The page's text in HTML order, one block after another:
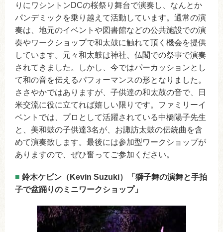
りにワシントンDCの桜祭り舞台で演奏し、なんとか
パンデミックを乗り越えて活動しています。通常の演
奏は、地元のイベントや図書館などの公共施設での演
奏やワークショップで和太鼓に触れて頂く機会を提供
しています。元々和太鼓は神社、仏閣での祭事で演奏
されてきました。しかし、今ではパーカッションとし
て和の音を伝えるパフォーマンスの形となりました。
ささやかではありますが、子供達の和太鼓の音で、日
米交流に役に立てれば嬉しい限りです。ファミリーイ
ベントでは、プロとして活躍されている中橋陽子先生
と、美和鼓の子供達3名が、お諏訪太鼓の伝統曲を含
めて演奏致します。最後には参加型ワークショップが
ありますので、ぜひ奮ってご参加ください。
■ 鈴木ケビン（Kevin Suzuki）「獅子舞の演舞と手拍
子で盆踊りのミニワークショップ」